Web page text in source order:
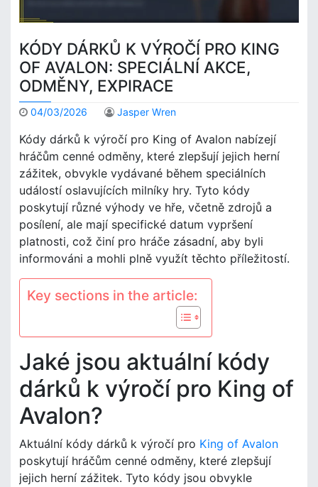
KÓDY DÁRKŮ K VÝROČÍ PRO KING
OF AVALON: SPECIÁLNÍ AKCE,
ODMĚNY, EXPIRACE
04/03/2026 Jasper Wren
Kódy dárků k výročí pro King of Avalon nabízejí
hráčům cenné odměny, které zlepšují jejich herní
zážitek, obvykle vydávané během speciálních
událostí oslavujících milníky hry. Tyto kódy
poskytují různé výhody ve hře, včetně zdrojů a
posílení, ale mají specifické datum vypršení
platnosti, což činí pro hráče zásadní, aby byli
informováni a mohli plně využít těchto příležitostí.
Key sections in the article:
Jaké jsou aktuální kódy
dárků k výročí pro King of
Avalon?
Aktuální kódy dárků k výročí pro King of Avalon
poskytují hráčům cenné odměny, které zlepšují
jejich herní zážitek. Tyto kódy jsou obvykle